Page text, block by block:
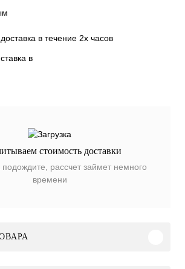
в
стоимость доставки
рассчет займет немного
времени